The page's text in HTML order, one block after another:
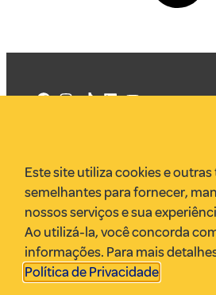
VR Assessoria
Parcerias
Envie uma pauta
Anuncie
Este site utiliza cookies e
semelhantes para fornecer,
nossos serviços e sua
Ao utilizá-la, você concorda
informações. Para mais
Política de Privacidade.